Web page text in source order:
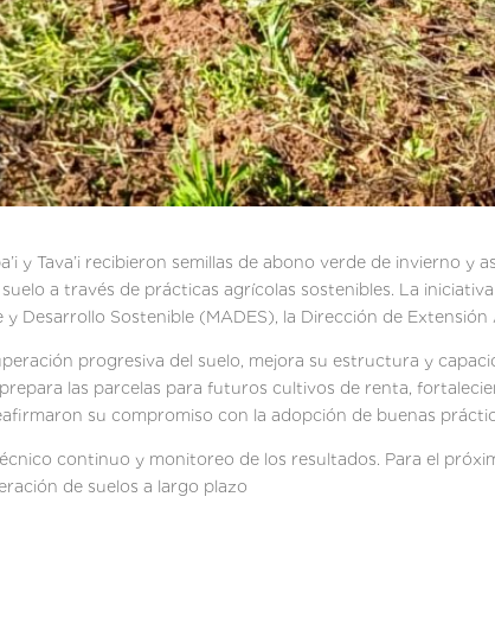
y Tava’i recibieron semillas de abono verde de invierno y
a través de prácticas agrícolas sostenibles. La
Desarrollo Sostenible (MADES), la Dirección de
progresiva del suelo, mejora su estructura y
las parcelas para futuros cultivos de renta,
su compromiso con la adopción de buenas
continuo y monitoreo de los resultados. Para el
de suelos a largo plazo